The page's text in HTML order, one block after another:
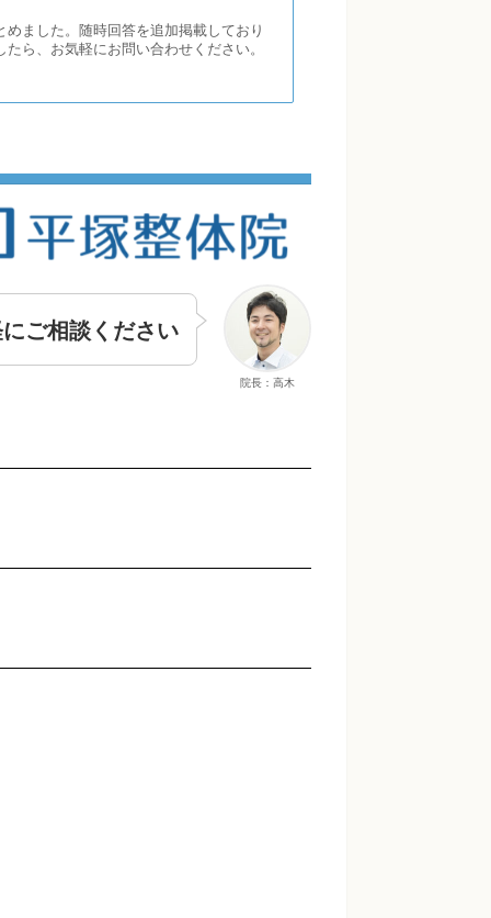
ました。随時回答を追加掲載しており
ら、お気軽にお問い合わせください。
院長：高木
ご相談ください